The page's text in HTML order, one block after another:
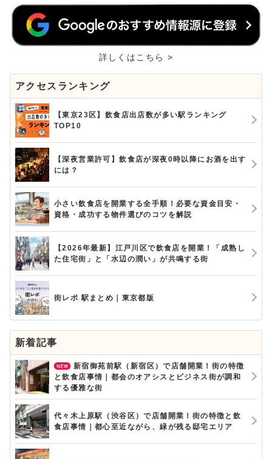
詳しくはこちら >
アクセスランキング
【東京23区】飲食店出店数が多い駅ランキング
TOP10
【深夜営業許可】飲食店が深夜0時以降にお酒を出す
には？
小さい飲食店を開業する全手順！必要な資金目安・
資格・成功する物件選びのコツを解説
【2026年最新】江戸川区で飲食店を開業！「成熟し
た住宅街」と「水辺の潤い」が共鳴する街
街レポ 駅まとめ｜東京都版
新着記事
新宿御苑前駅（新宿区）で店舗開業！街の特徴
と飲食店事情｜都会のオアシスとビジネス街が調和
する優雅な街
代々木上原駅（渋谷区）で店舗開業！街の特徴と飲
食店事情｜都心至近ながら、緑が残る邸宅エリア